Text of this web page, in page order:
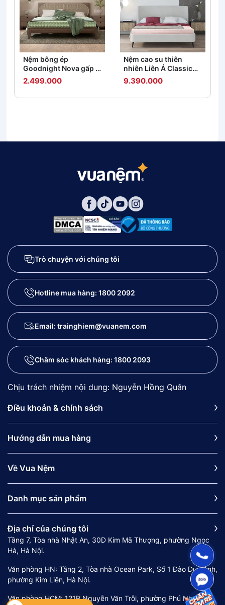
Nệm bông ép
Goodnight Nova gấp 3
dày 5/9cm
2.499.000
Nệm cao su thiên
nhiên Liên Á Classic
dày 5/10cm
9.390.000
Trò chuyện với chúng tôi
Hotline mua hàng: 1800 2092
Email: trainghiem@vuanem.com
Chăm sóc khách hàng: 1800 2093
Chịu trách nhiệm nội dung: Nguyễn Hồng Quân
Điều khoản & chính sách
Hướng dẫn mua hàng
Về Vua Nệm
Danh mục sản phẩm
Địa chỉ của chúng tôi
Tầng 7, Tòa nhà Nhật An, 30D Kim Mã Thượng, phường Ngọc
Hà, Hà Nội.
Văn phòng HN: Tầng 2, Tòa nhà Ocean Park, Số 1 Đào Duy Anh,
phường Kim Liên, Hà Nội.
Văn phòng HCM: 121B Nguyễn Văn Trỗi, phường Phú Nhuận,